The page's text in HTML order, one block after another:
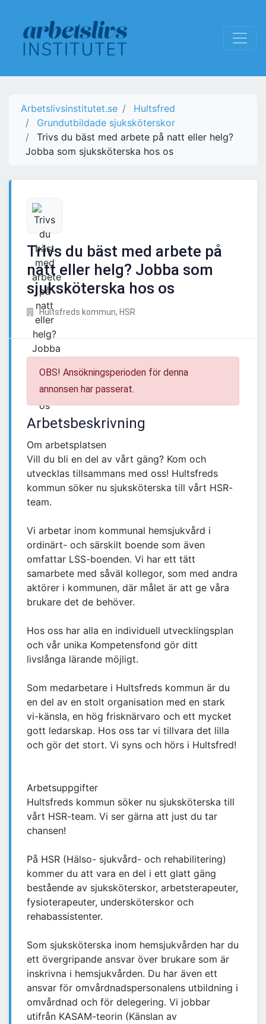
Arbetslivsinstitutet.se
Hultsfred
Grundutbildade sjuksköterskor
Trivs du bäst med arbete på natt eller helg?
Jobba som sjuksköterska hos os
Trivs du bäst med arbete på
natt eller helg? Jobba som
sjuksköterska hos os
Hultsfreds kommun, HSR
OBS! Ansökningsperioden för denna
annonsen har passerat.
Arbetsbeskrivning
Om arbetsplatsen
Vill du bli en del av vårt gäng? Kom och
utvecklas tillsammans med oss! Hultsfreds
kommun söker nu sjuksköterska till vårt HSR-
team.
Vi arbetar inom kommunal hemsjukvård i
ordinärt- och särskilt boende som även
omfattar LSS-boenden. Vi har ett tätt
samarbete med såväl kollegor, som med andra
aktörer i kommunen, där målet är att ge våra
brukare det de behöver.
Hos oss har alla en individuell utvecklingsplan
och vår unika Kompetensfond gör ditt
livslånga lärande möjligt.
Som medarbetare i Hultsfreds kommun är du
en del av en stolt organisation med en stark
vi-känsla, en hög frisknärvaro och ett mycket
gott ledarskap. Hos oss tar vi tillvara det lilla
och gör det stort. Vi syns och hörs i Hultsfred!
Arbetsuppgifter
Hultsfreds kommun söker nu sjuksköterska till
vårt HSR-team. Vi ser gärna att just du tar
chansen!
På HSR (Hälso- sjukvård- och rehabilitering)
kommer du att vara en del i ett glatt gäng
bestående av sjuksköterskor, arbetsterapeuter,
fysioterapeuter, undersköterskor och
rehabassistenter.
Som sjuksköterska inom hemsjukvården har du
ett övergripande ansvar över brukare som är
inskrivna i hemsjukvården. Du har även ett
ansvar för omvårdnadspersonalens utbildning i
omvårdnad och för delegering. Vi jobbar
utifrån KASAM-teorin (Känslan av